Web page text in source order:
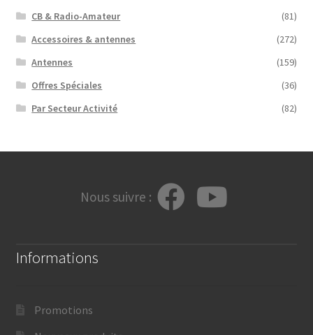
CB & Radio-Amateur
(81)
Accessoires & antennes
(272)
Antennes
(159)
Offres Spéciales
(36)
Par Secteur Activité
(82)
Nous suivre :
Informations
Promotions